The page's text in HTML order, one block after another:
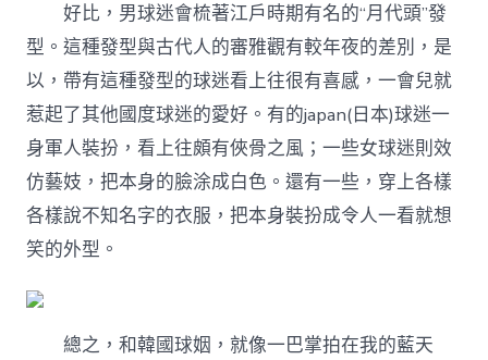
好比，男球迷會梳著江戶時期有名的“月代頭”發
型。這種發型與古代人的審雅觀有較年夜的差別，是
以，帶有這種發型的球迷看上往很有喜感，一會兒就
惹起了其他國度球迷的愛好。有的japan(日本)球迷一
身軍人裝扮，看上往頗有俠骨之風；一些女球迷則效
仿藝妓，把本身的臉涂成白色。還有一些，穿上各樣
各樣說不知名字的衣服，把本身裝扮成令人一看就想
笑的外型。
總之，和韓國球姻，就像一巴掌拍在我的藍天